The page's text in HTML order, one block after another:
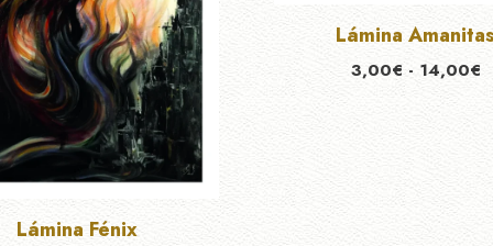
Lámina Fénix
Lámina Amanitas
3,00€ - 14,00€
elegir
página
de
producto